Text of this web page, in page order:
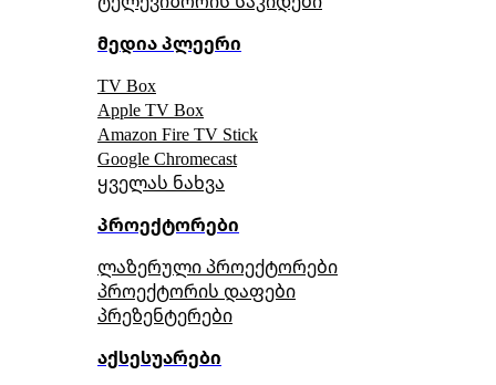
მედია პლეერი
TV Box
Apple TV Box
Amazon Fire TV Stick
Google Chromecast
ყველას ნახვა
პროექტორები
ლაზერული პროექტორები
პროექტორის დაფები
პრეზენტერები
აქსესუარები